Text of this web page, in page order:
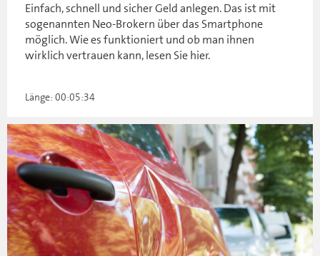
Einfach, schnell und sicher Geld anlegen. Das ist mit
sogenannten Neo-Brokern über das Smartphone
möglich. Wie es funktioniert und ob man ihnen
wirklich vertrauen kann, lesen Sie hier.
Länge: 00:05:34